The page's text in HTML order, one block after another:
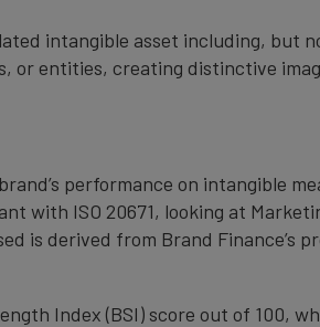
intangible asset including, but
or entities, creating distinctive
performance on intangible
with ISO 20671, looking at
is derived from Brand
Index (BSI) score out of 100,